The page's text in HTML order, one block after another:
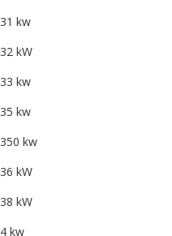
31 kw
32 kW
33 kw
35 kw
350 kw
36 kW
38 kW
4 kw